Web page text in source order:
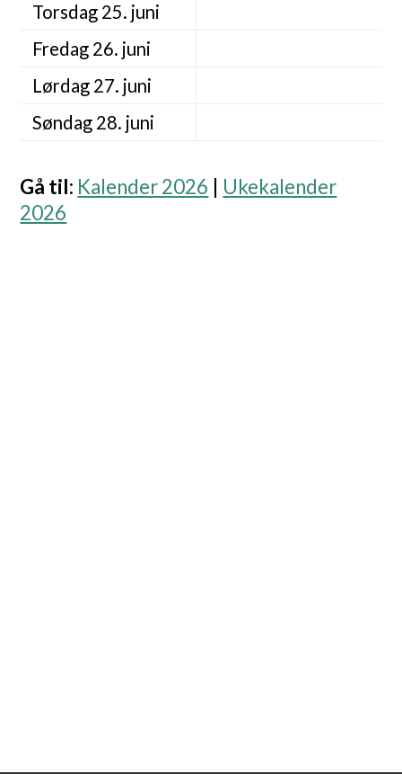
Torsdag 25. juni
Fredag 26. juni
Lørdag 27. juni
Søndag 28. juni
Gå til: Kalender 2026
Ukekalender
2026